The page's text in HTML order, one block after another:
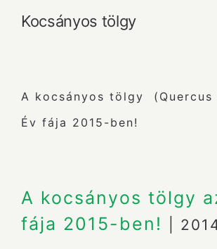
Kocsányos tölgy
A kocsányos tölgy
Év fája 2015-ben!
A kocsányos tölgy
fája 2015-ben!
|